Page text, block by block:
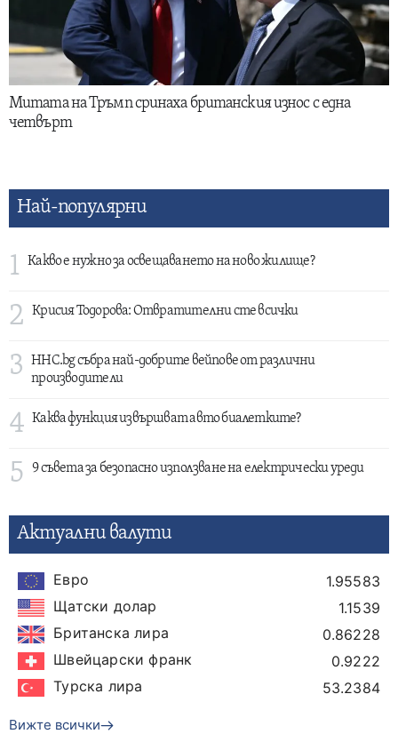
Митата на Тръмп сринаха британския износ с една
четвърт
Най-популярни
1 Какво е нужно за освещаването на ново жилище?
2 Крисия Тодорова: Отвратителни сте всички
3
HHC.bg събра най-добрите вейпове от различни
производители
4 Каква функция извършват авто биалетките?
5 9 съвета за безопасно използване на електрически уреди
Актуални валути
Евро
1.95583
Щатски долар
1.1539
Британска лира
0.86228
Швейцарски франк
0.9222
Турска лира
53.2384
Вижте всички